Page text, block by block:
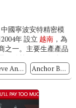
國寧波安特精密模
年 設立 越南 ，為
之一。主要生產產品
件等。2000年 投
Sleeve Anchors Anchor Bolts